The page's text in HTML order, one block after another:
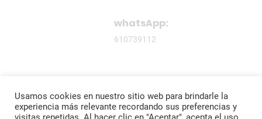
whatsApp:
610739112
© 2020 Bahía Récords.
Usamos cookies en nuestro sitio web para brindarle la
experiencia más relevante recordando sus preferencias y